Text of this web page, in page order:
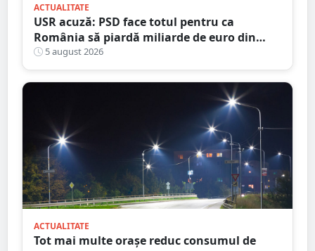
ACTUALITATE
USR acuză: PSD face totul pentru ca
România să piardă miliarde de euro din
PNRR
5 august 2026
ACTUALITATE
Tot mai multe orașe reduc consumul de